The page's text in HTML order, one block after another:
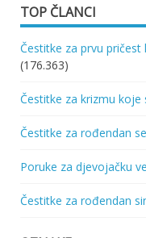
TOP ČLANCI
Čestitke za prvu
(176.363)
Čestitke za krizmu koje
Čestitke za rođendan
Poruke za djevojačku
Čestitke za rođendan